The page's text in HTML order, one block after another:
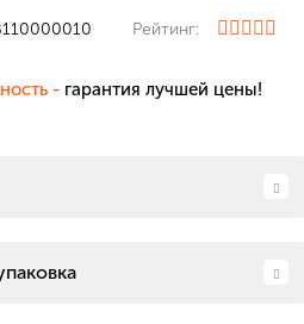
Рейтинг:
- гарантия лучшей цены!